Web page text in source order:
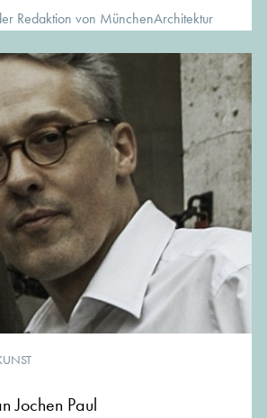
Redaktion von MünchenArchitektur
Jochen Paul